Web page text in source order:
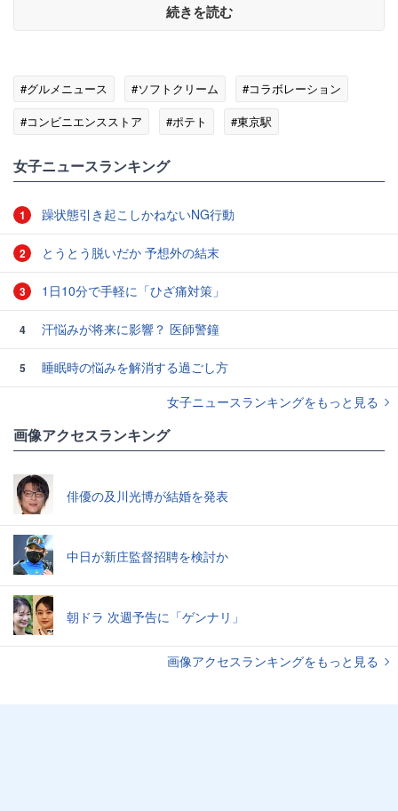
続きを読む
#グルメニュース #ソフトクリーム
#コラボレーション
#コンビニエンスストア
#ポテト #東京駅
女子ニュースランキング
1 躁状態引き起こしかねないNG行動
2 とうとう脱いだか 予想外の結末
3 1日10分で手軽に「ひざ痛対策」
4 汗悩みが将来に影響？ 医師警鐘
5
睡眠時の悩みを解消する過ごし方
女子ニュースランキングをもっと見る
画像アクセスランキング
俳優の及川光博が結婚を発表
中日が新庄監督招聘を検討か
朝ドラ 次週予告に「ゲンナリ」
画像アクセスランキングをもっと見る